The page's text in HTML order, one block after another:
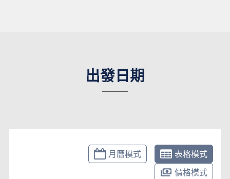
出發日期
月曆模式
表格模式
價格模式